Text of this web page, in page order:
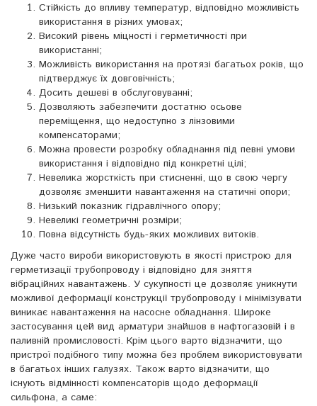
Стійкість до впливу температур, відповідно можливість
використання в різних умовах;
Високий рівень міцності і герметичності при
використанні;
Можливість використання на протязі багатьох років, що
підтверджує їх довговічність;
Досить дешеві в обслуговуванні;
Дозволяють забезпечити достатню осьове
переміщення, що недоступно з лінзовими
компенсаторами;
Можна провести розробку обладнання під певні умови
використання і відповідно під конкретні цілі;
Невелика жорсткість при стисненні, що в свою чергу
дозволяє зменшити навантаження на статичні опори;
Низький показник гідравлічного опору;
Невеликі геометричні розміри;
Повна відсутність будь-яких можливих витоків.
Дуже часто вироби використовують в якості пристрою для
герметизації трубопроводу і відповідно для зняття
вібраційних навантажень. У сукупності це дозволяє уникнути
можливої ​​деформації конструкції трубопроводу і мінімізувати
виникає навантаження на насосне обладнання. Широке
застосування цей вид арматури знайшов в нафтогазовій і в
паливній промисловості. Крім цього варто відзначити, що
пристрої подібного типу можна без проблем використовувати
в багатьох інших галузях. Також варто відзначити, що
існують відмінності компенсаторів щодо деформації
сильфона, а саме: